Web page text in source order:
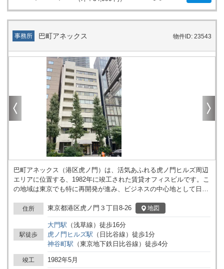
事務所 巴町アネックス 物件ID: 23543
巴町アネックス（港区虎ノ門）は、活気あふれる虎ノ門ヒルズ周辺
エリアに位置する、1982年に竣工された賃貸オフィスビルです。こ
の地域は東京でも特に再開発が進み、ビジネスの中心地として日々
整備された設備で、多くの企業にとって魅力的なオフィススペース
となっています。 ビルは9階建てで、各フロアは25～30坪弱の規模
を誇ります。執務スペースは四角形でシンプルな形状をしており、
レイアウトの自由度が高く、効率的なオフィス環境を実現できま
す。さらに、男女共用のトイレと個別空調システムを完備してお
り、快適な職場環境を提供します。 外観は白を基調とした明るいイ
メージで、エントランスはシンプルかつコンパクトに設計されてい
住所 東京都港区虎ノ門３丁目8-26 地図
駅徒歩
大門駅 （浅草線 ） 徒歩16分
虎ノ門ヒルズ駅 （ 日比谷線 ） 徒歩1分
神谷町駅 （東京地下鉄日比谷線 ） 徒歩4分
竣工 1982年5月